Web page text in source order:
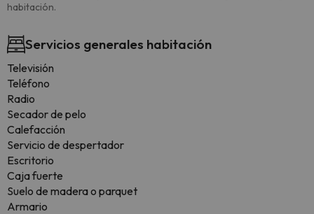
habitación.
Servicios generales habitación
Televisión
Teléfono
Radio
Secador de pelo
Calefacción
Servicio de despertador
Escritorio
Caja fuerte
Suelo de madera o parquet
Armario